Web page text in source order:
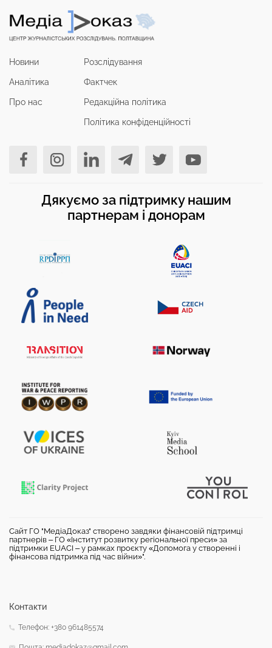
Новини
Аналітика
Про нас
Розслідування
Фактчек
Редакційна політика
Політика конфіденційності
Дякуємо за підтримку нашим
партнерам і донорам
Сайт ГО "МедіаДоказ" створено завдяки фінансовій підтримці
партнерів – ГО «Інститут розвитку регіональної преси» за
підтримки EUACI – у рамках проєкту «Допомога у створенні і
фінансова підтримка під час війни»".
Контакти
Телефон: +380 961485574